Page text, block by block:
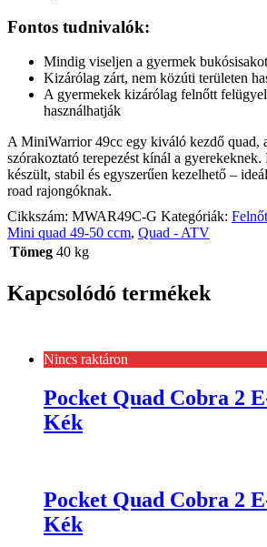
Fontos tudnivalók:
Mindig viseljen a gyermek
Kizárólag zárt, nem közúti területen
A gyermekek kizárólag felnőtt
használhatják
A MiniWarrior 49cc egy kiváló kezdő quad,
szórakoztató terepezést kínál a
készült, stabil és egyszerűen kezelhető –
road rajongóknak.
Cikkszám: MWAR49C-G Kategóriák:
Mini quad 49-50 ccm, Quad - ATV
Tömeg 40 kg
Kapcsolódó termékek
Nincs raktáron
Pocket Quad Cobra 2
Kék
Pocket Quad Cobra 2
Kék